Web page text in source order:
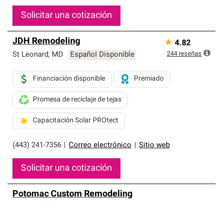
Solicitar una cotización
JDH Remodeling
St Leonard, MD Español Disponible
(443) 241-7356 Correo electrónico Sitio web
Financiación disponible Premiado
Promesa de reciclaje de tejas
Capacitación Solar PROtect
Solicitar una cotización
★ 4.82
244 reseñas
Potomac Custom Remodeling